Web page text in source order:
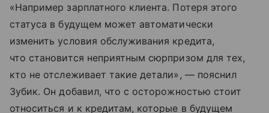
«Например зарплатного клиента. Потеря этого
статуса в будущем может автоматически
изменить условия обслуживания кредита,
что становится неприятным сюрпризом для тех,
кто не отслеживает такие детали», — пояснил
Зубик. Он добавил, что с осторожностью стоит
относиться и к кредитам, которые в будущем